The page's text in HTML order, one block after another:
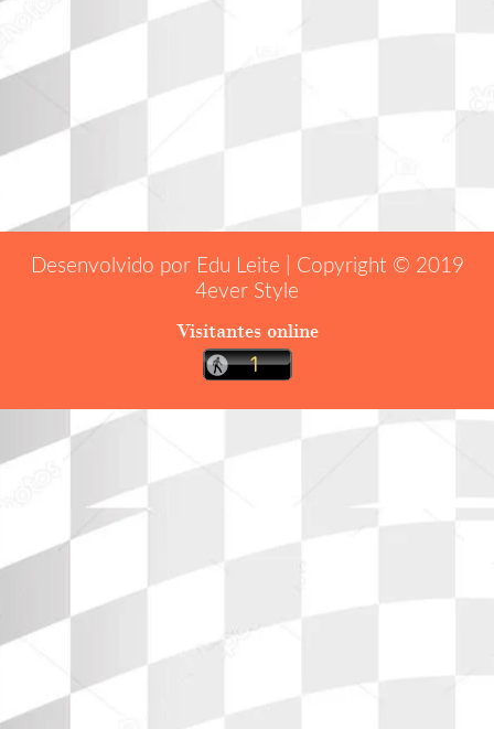
Desenvolvido por Edu Leite | Copyright © 2019
4ever Style
Visitantes online